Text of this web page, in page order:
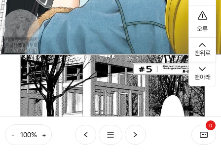
- +
0
오류
맨위로
맨아래